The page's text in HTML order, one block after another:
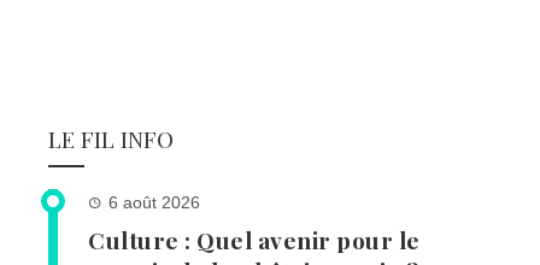
LE FIL INFO
6 août 2026
Culture : Quel avenir pour le